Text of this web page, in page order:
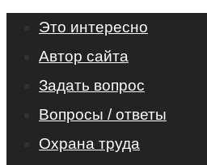
Это интересно
Автор сайта
Задать вопрос
Вопросы / ответы
Охрана труда